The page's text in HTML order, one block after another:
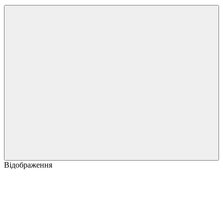
Відображення